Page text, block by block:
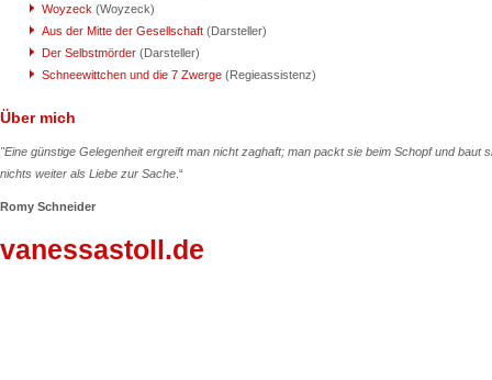
Woyzeck (Woyzeck)
Aus der Mitte der Gesellschaft (Darsteller)
Der Selbstmörder (Darsteller)
Schneewittchen und die 7 Zwerge (Regieassistenz)
Über mich
"Eine günstige Gelegenheit ergreift man nicht zaghaft; man packt sie beim Schopf und baut
nichts weiter als Liebe zur Sache .“
Romy Schneider
vanessastoll.de